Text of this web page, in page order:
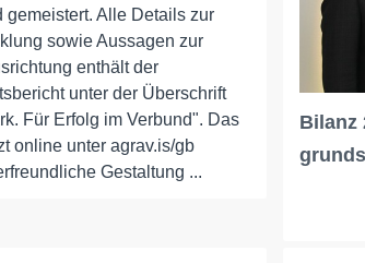
gemeistert. Alle Details zur
sowie Aussagen zur
enthält der
unter der Überschrift
Für Erfolg im Verbund". Das
online unter agrav.is/gb
Gestaltung ...
Bilanz